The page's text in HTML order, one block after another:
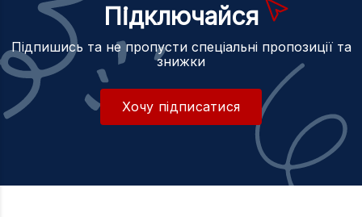
Підключайся
Підпишись та не пропусти спеціальні пропозиції та
знижки
Хочу підписатися